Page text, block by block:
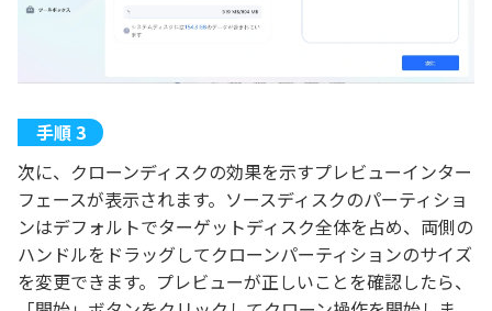
次に、クローンディスクの効果を示すプレビューインター
フェースが表示されます。ソースディスクのパーティショ
ンはデフォルトでターゲットディスク全体を占め、両側の
ハンドルをドラッグしてクローンパーティションのサイズ
を変更できます。プレビューが正しいことを確認したら、